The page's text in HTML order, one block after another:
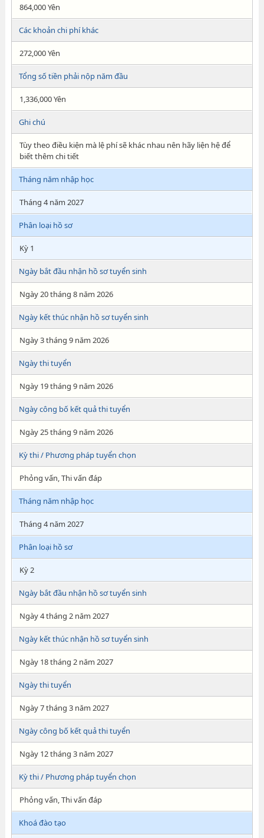
864,000 Yên
Các khoản chi phí khác
272,000 Yên
Tổng số tiền phải nộp năm đầu
1,336,000 Yên
Ghi chú
Tùy theo điều kiện mà lệ phí sẽ khác nhau nên hãy liện hệ để
biết thêm chi tiết
Tháng năm nhập học
Tháng 4 năm 2027
Phân loại hồ sơ
Kỳ 1
Ngày bắt đầu nhận hồ sơ tuyển sinh
Ngày 20 tháng 8 năm 2026
Ngày kết thúc nhận hồ sơ tuyển sinh
Ngày 3 tháng 9 năm 2026
Ngày thi tuyển
Ngày 19 tháng 9 năm 2026
Ngày công bố kết quả thi tuyển
Ngày 25 tháng 9 năm 2026
Kỳ thi / Phương pháp tuyển chọn
Phỏng vấn, Thi vấn đáp
Tháng năm nhập học
Tháng 4 năm 2027
Phân loại hồ sơ
Kỳ 2
Ngày bắt đầu nhận hồ sơ tuyển sinh
Ngày 4 tháng 2 năm 2027
Ngày kết thúc nhận hồ sơ tuyển sinh
Ngày 18 tháng 2 năm 2027
Ngày thi tuyển
Ngày 7 tháng 3 năm 2027
Ngày công bố kết quả thi tuyển
Ngày 12 tháng 3 năm 2027
Kỳ thi / Phương pháp tuyển chọn
Phỏng vấn, Thi vấn đáp
Khoá đào tạo